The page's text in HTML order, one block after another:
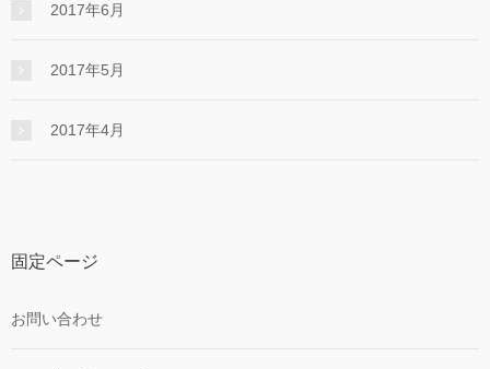
2017年6月
2017年5月
2017年4月
固定ページ
お問い合わせ